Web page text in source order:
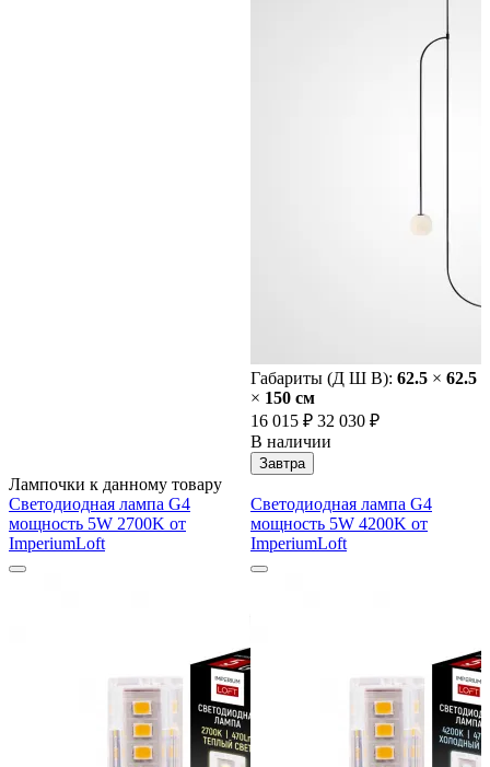
Габариты (Д Ш В): 62.5 × 62.5
× 150 cм
16 015 ₽ 32 030 ₽
В наличии
Завтра
Лампочки к данному товару
Светодиодная лампа G4
мощность 5W 2700K от
ImperiumLoft
Светодиодная лампа G4
мощность 5W 4200K от
ImperiumLoft